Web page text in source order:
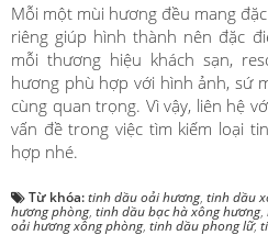
Mỗi một mùi hương đều mang
riêng giúp hình thành nên đặc
mỗi thương hiệu khách sạn,
hương phù hợp với hình ảnh, sứ
cùng quan trọng. Vì vậy, liên hệ
vấn đề trong việc tìm kiếm loại
hợp nhé.
Từ khóa:tinh dầu oải hương, tinh dầu
hương phòng, tinh dầu bạc hà xông hương,
oải hương xông phòng, tinh dầu phong lữ,